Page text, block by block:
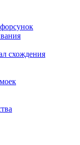
схождения